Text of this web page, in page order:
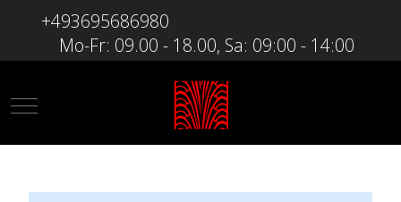
+493695686980
Mo-Fr: 09.00 - 18.00, Sa: 09:00 - 14:00
Mobile Menu Toggle